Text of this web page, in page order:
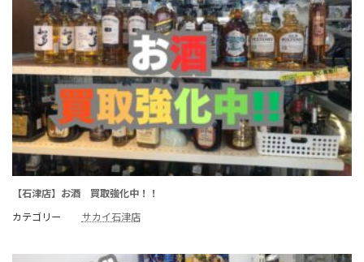
【石津店】お酒 買取強化中！！
カテゴリー
サカイ石津店